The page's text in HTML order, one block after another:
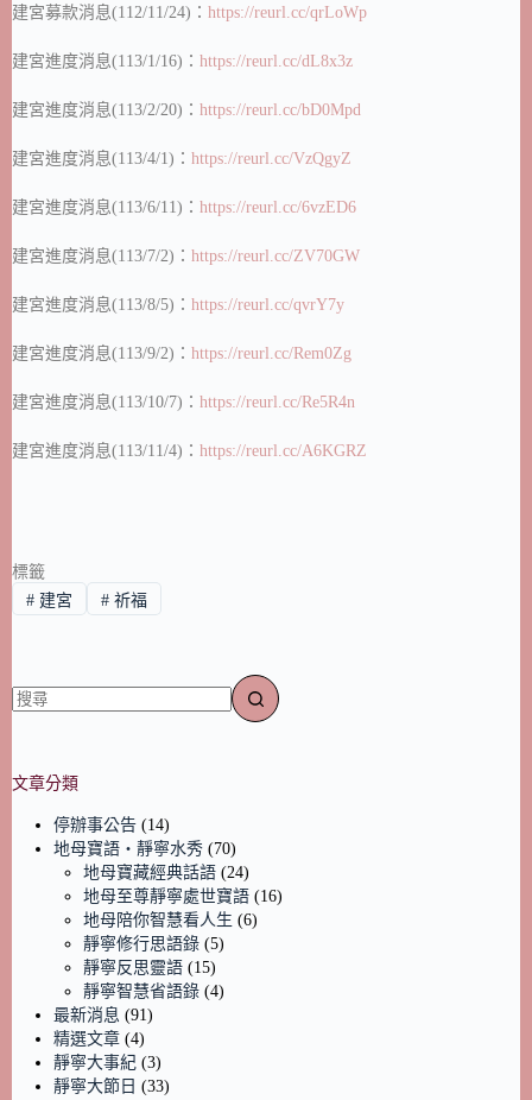
建宮募款消息(112/11/24)： https://reurl.cc/qrLoWp
建宮進度消息(113/1/16)： https://reurl.cc/dL8x3z
建宮進度消息(113/2/20)： https://reurl.cc/bD0Mpd
建宮進度消息(113/4/1)： https://reurl.cc/VzQgyZ
建宮進度消息(113/6/11)： https://reurl.cc/6vzED6
建宮進度消息(113/7/2)： https://reurl.cc/ZV70GW
建宮進度消息(113/8/5)： https://reurl.cc/qvrY7y
建宮進度消息(113/9/2)： https://reurl.cc/Rem0Zg
建宮進度消息(113/10/7)： https://reurl.cc/Re5R4n
建宮進度消息(113/11/4)： https://reurl.cc/A6KGRZ
標籤
#建宮 #祈福
文章分類
停辦事公告 (14)
地母寶語‧靜寧水秀 (70)
地母寶藏經典話語 (24)
地母至尊靜寧處世寶語 (16)
地母陪你智慧看人生 (6)
靜寧修行思語錄 (5)
靜寧反思靈語 (15)
靜寧智慧省語錄 (4)
最新消息 (91)
精選文章 (4)
靜寧大事紀 (3)
靜寧大節日 (33)